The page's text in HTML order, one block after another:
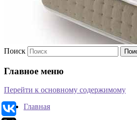
Поиск
Главное меню
Перейти к основному содержимому
Главная